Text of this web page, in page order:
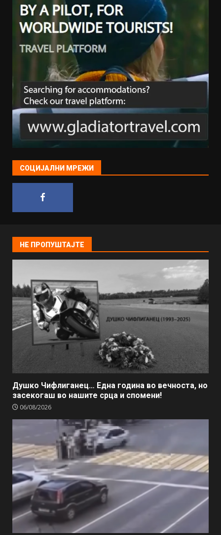
СОЦИЈАЛНИ МРЕЖИ
НЕ ПРОПУШТАЈТЕ
Душко Чифлиганец… Eдна година во вечноста, но
засекогаш во нашите срца и спомени!
06/08/2026